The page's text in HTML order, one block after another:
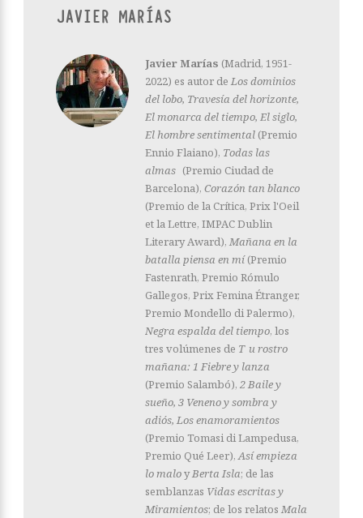
JAVIER MARÍAS
Javier Marías (Madrid, 1951-
2022) es autor de Los dominios
del lobo, Travesía del horizonte,
El monarca del tiempo, El siglo,
El hombre sentimental (Premio
Ennio Flaiano), Todas las
almas (Premio Ciudad de
Barcelona), Corazón tan blanco
(Premio de la Crítica, Prix l'Oeil
et la Lettre, IMPAC Dublin
Literary Award), Mañana en la
batalla piensa en mí(Premio
Fastenrath, Premio Rómulo
Gallegos, Prix Femina Étranger,
Premio Mondello di Palermo),
Negra espalda del tiempo, los
tres volúmenes de T u rostro
mañana: 1 Fiebre y lanza
(Premio Salambó), 2 Baile y
sueño, 3 Veneno y sombra y
adiós, Los enamoramientos
(Premio Tomasi di Lampedusa,
Premio Qué Leer),Así empieza
lo maloyBerta Isla; de las
semblanzas Vidas escritas y
Miramientos; de los relatos Mala